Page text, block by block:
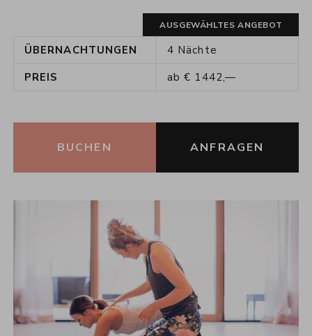
ÜBERNACHTUNGEN 4 Nächte
PREIS
ab€ 1442,—
BUCHEN ANFRAGEN